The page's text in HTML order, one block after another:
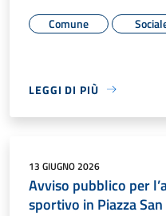
Comune
LEGGI DI PIÙ
13 GIUGNO 2026
Avviso pubblico per
sportivo in Piazza